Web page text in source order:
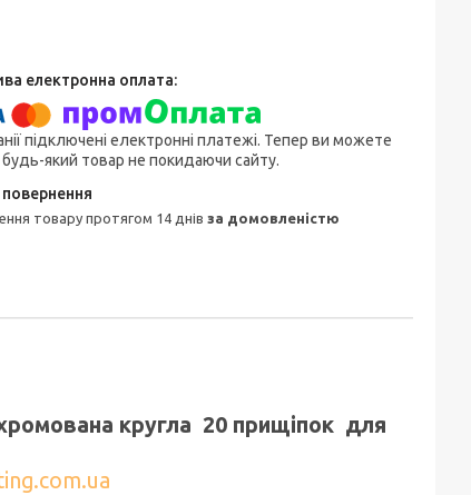
підключені електронні платежі. Тепер ви можете
який товар не покидаючи сайту.
товару протягом 14 днів за домовленістю
кругла 20 прищіпок для